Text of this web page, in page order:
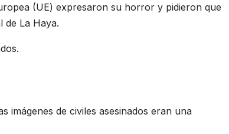
(UE) expresaron su horror y pidieron que
de La Haya.
imágenes de civiles asesinados eran una